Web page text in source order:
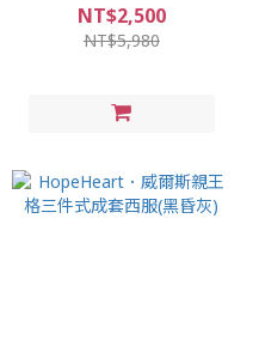
NT$2,500
NT$5,980